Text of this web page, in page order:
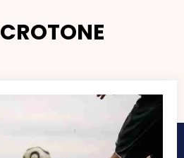
CROTONE